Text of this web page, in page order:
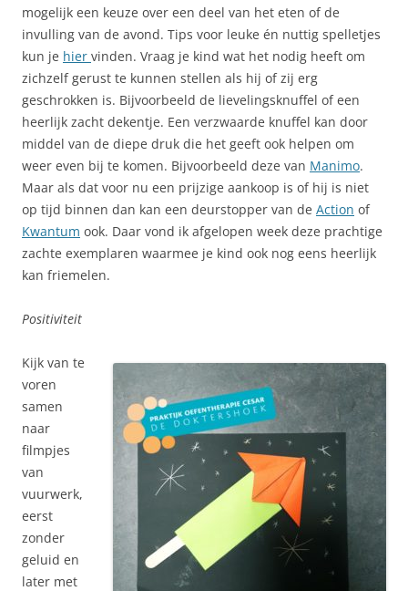
mogelijk een keuze over een deel van het eten of de
invulling van de avond. Tips voor leuke én nuttig spelletjes
kun je hier vinden. Vraag je kind wat het nodig heeft om
zichzelf gerust te kunnen stellen als hij of zij erg
geschrokken is. Bijvoorbeeld de lievelingsknuffel of een
heerlijk zacht dekentje. Een verzwaarde knuffel kan door
middel van de diepe druk die het geeft ook helpen om
weer even bij te komen. Bijvoorbeeld deze van Manimo.
Maar als dat voor nu een prijzige aankoop is of hij is niet
op tijd binnen dan kan een deurstopper van de Action of
Kwantum ook. Daar vond ik afgelopen week deze prachtige
zachte exemplaren waarmee je kind ook nog eens heerlijk
kan friemelen.
Positiviteit
Kijk van te
voren
samen
naar
filmpjes
van
vuurwerk,
eerst
zonder
geluid en
later met